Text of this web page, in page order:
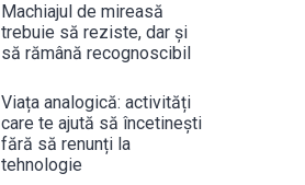
Machiajul de mireasă
trebuie să reziste, dar și
să rămână recognoscibil
Viața analogică: activități
care te ajută să încetinești
fără să renunți la
tehnologie